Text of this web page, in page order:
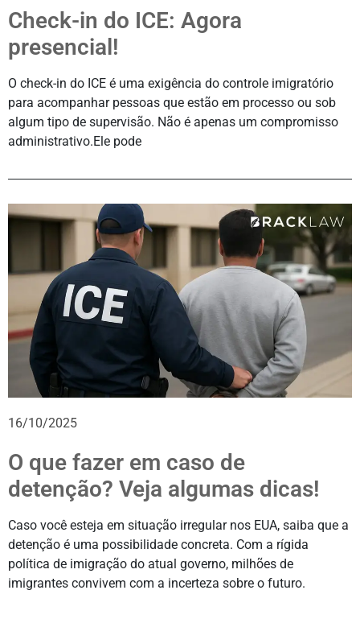
Check-in do ICE: Agora
presencial!
O check-in do ICE é uma exigência do controle imigratório
para acompanhar pessoas que estão em processo ou sob
algum tipo de supervisão. Não é apenas um compromisso
administrativo.Ele pode
16/10/2025
O que fazer em caso de
detenção? Veja algumas dicas!
Caso você esteja em situação irregular nos EUA, saiba que a
detenção é uma possibilidade concreta. Com a rígida
política de imigração do atual governo, milhões de
imigrantes convivem com a incerteza sobre o futuro.